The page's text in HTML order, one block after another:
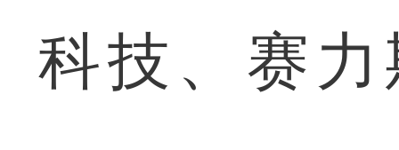
科技、赛